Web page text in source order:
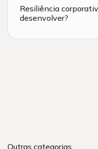
Resiliência
desenvolver?
Outras categorias